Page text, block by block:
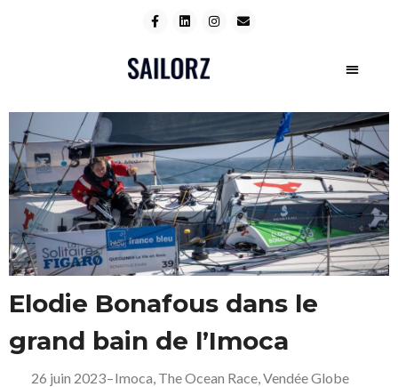
Elodie Bonafous dans le
grand bain de l’Imoca
26 juin 2023–Imoca, The Ocean Race,Vendée Globe